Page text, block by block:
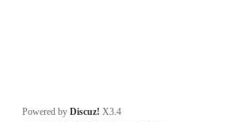
Powered by Discuz! X3.4